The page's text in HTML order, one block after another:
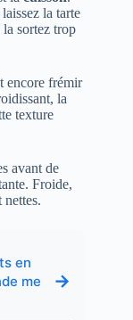
la tarte
sortez trop
encore frémir
la
texture
avant de
Froide,
en
me
→